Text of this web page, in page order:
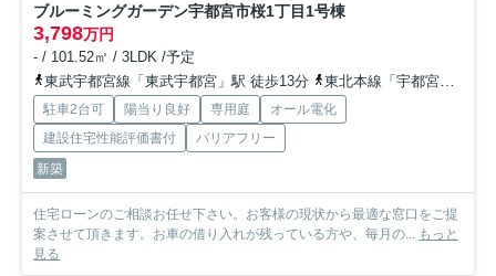
ブルーミングガーデン宇都宮市桜1丁目 1号棟
3,798万円
- / 101.52㎡ / 3LDK /予定
東武宇都宮線「東武宇都宮」駅 徒歩13分
東北本線「宇都宮」駅 徒歩34分
駐車2台可 陽当り良好 専用庭
オール電化
建設住宅性能評価書付
バリアフリー
新築
住宅ローンのご相談お任せ下さい。お客様の現状から最適な窓口をご提
案させて頂きます。お車の借り入れが残っている方や、毎月の... もっと
見る